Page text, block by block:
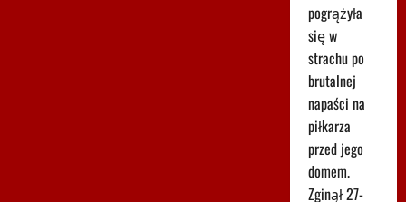
pogrążyła
się w
strachu po
brutalnej
napaści na
piłkarza
przed jego
domem.
Zginął 27-